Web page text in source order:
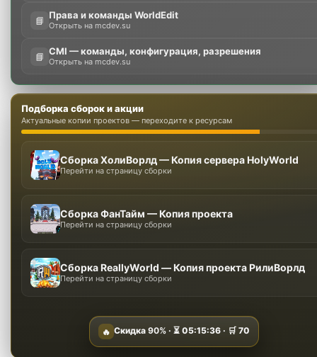
📘 Права и команды WorldEdit
Открыть на mcdev.su
📘 CMI — команды, конфигурация, разрешения
Открыть на mcdev.su
Подборка сборок и акции
Актуальные копии проектов — переходите к ресурсам
Сборка ХолиВорлд — Копия сервера HolyWorld
Перейти на страницу сборки
Сборка ФанТайм — Копия проекта
Перейти на страницу сборки
Сборка ReallyWorld — Копия проекта РилиВорлд
Перейти на страницу сборки
🔥 Скидка90% · ⏳05:15:35 · 🛒70